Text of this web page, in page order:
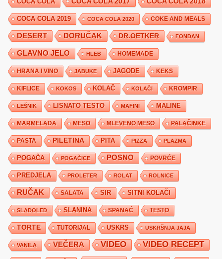
COCA COLA 2019 COCA COLA 2020 COKE AND MEALS
DESERT DORUČAK DR.OETKER FONDAN
GLAVNO JELO HLEB HOMEMADE
HRANA I VINO JABUKE JAGODE KEKS
KIFLICE KOKOS KOLAČ KOLAČI KROMPIR
LEŠNIK LISNATO TESTO MAFINI MALINE
MARMELADA MESO MLEVENO MESO PALAČINKE
PASTA PILETINA PITA PIZZA PLAZMA
POGAČA POGAČICE POSNO POVRĆE
PREDJELA PROLETER ROLAT ROLNICE
RUČAK SALATA SIR SITNI KOLAČI
SLADOLED SLANINA SPANAĆ TESTO
TORTE TUTORIJAL USKRS USKRŠNJA JAJA
VANILA VEČERA VIDEO VIDEO RECEPT